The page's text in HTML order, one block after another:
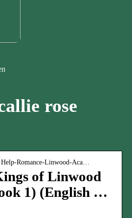
rose
Romance-Linwood-Aca…
of Linwood
1) (English …